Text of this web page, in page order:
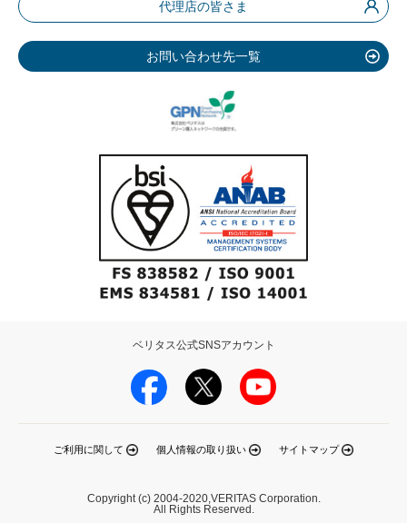
代理店の皆さま
お問い合わせ先一覧
ご利用に関して 個人情報の取り扱い サイトマップ
ベリタス公式SNSアカウント
Copyright (c) 2004-2020,VERITAS Corporation.
All Rights Reserved.